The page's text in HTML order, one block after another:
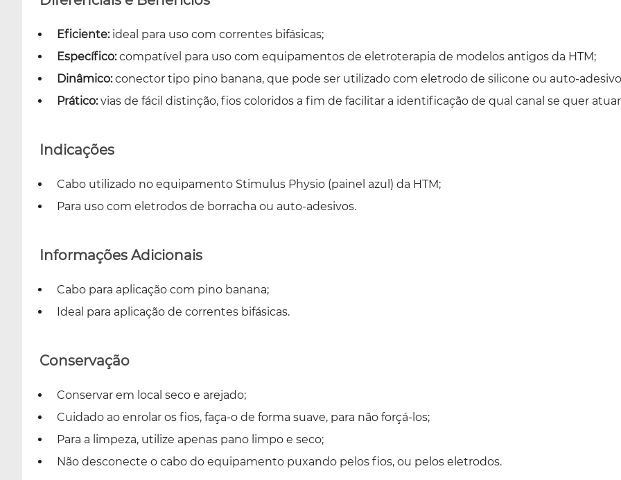
Eficiente:ideal para uso com correntes bifásicas;
Específico:compatível para uso com equipamentos de eletroterapia de modelos antigos da HTM;
Dinâmico:conector tipo pino banana, que pode ser utilizado com eletrodo de silicone ou auto-
Prático:vias de fácil distinção, fios coloridos a fim de facilitar a identificação de qual canal se quer
Indicações
Cabo utilizado no equipamento Stimulus Physio (painel azul) da HTM;
Para uso com eletrodos de borracha ou auto-adesivos.
Informações Adicionais
Cabo para aplicação com pino banana;
Ideal para aplicação de correntes bifásicas.
Conservação
Conservar em local seco e arejado;
Cuidado ao enrolar os fios, faça-o de forma suave, para não forçá-los;
Para a limpeza, utilize apenas pano limpo e seco;
Não desconecte o cabo do equipamento puxando pelos fios, ou pelos eletrodos.